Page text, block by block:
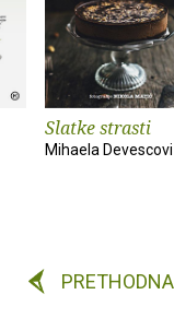
Slatke strasti
Mihaela Devescovi
PRETHODNA